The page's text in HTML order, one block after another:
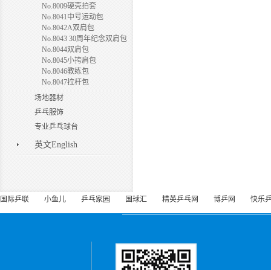
No.8009硬壳拍套
No.8041中号运动包
No.8042A双肩包
No.8043 30周年纪念双肩包
No.8044双肩包
No.8045小挎肩包
No.8046教练包
No.8047拉杆包
场地器材
乒乓服饰
专业乒乓球台
英文English
国际乒联 小鱼儿 乒乓家园 国球汇 精英乒乓网 博乒网 快乐